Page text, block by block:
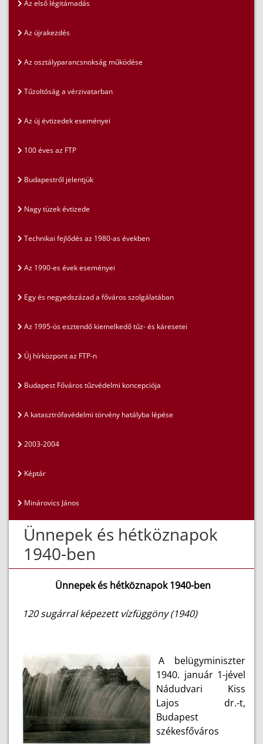
Az első légitámadás
Az újrakezdés
Az osztályparancsnokság működése
Tűzoltóság a vérzivatarban
Az új évtizedek eseményei
100 éves az FTP
Budapestről jelentjük
Nagy tüzek évtizede
Technikai fejlődés az 1980-as években
Az 1990-es évek eseményei
Egy és negyedszázad a főváros szolgálatában
Az 1995-ös esztendő kiemelkedő tűz- és káresetei
Új hírközpont az FTP-n
Budapest Főváros tűzvédelmi koncepciója
A katasztrófavédelmi törvény hatályba lépése
2003-2004
Képtár
Minárovics János
Ünnepek és hétköznapok
1940-ben
Ünnepek és hétköznapok 1940-ben
120 sugárral képezett vízfüggöny (1940)
A belügyminiszter
1940. január 1-jével
Nádudvari Kiss
Lajos dr.-t,
Budapest
székesfőváros